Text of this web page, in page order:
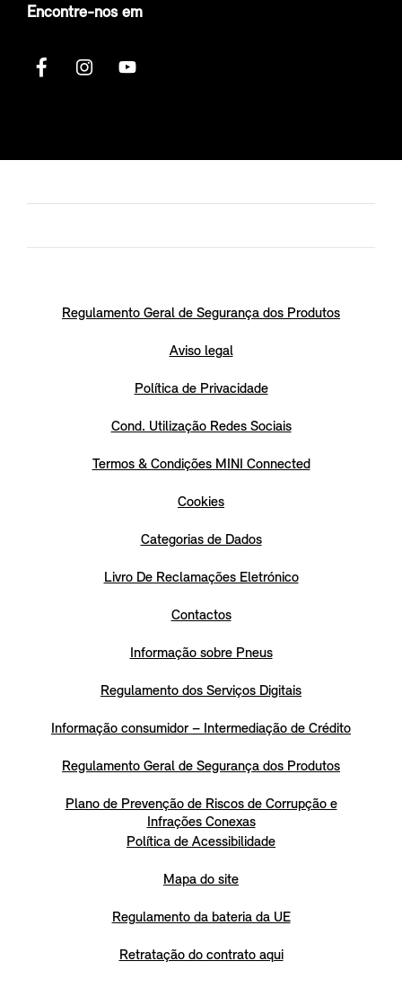
Encontre-nos em
Regulamento Geral de Segurança dos Produtos
Aviso legal
Política de Privacidade
Cond. Utilização Redes Sociais
Termos & Condições MINI Connected
Cookies
Categorias de Dados
Livro De Reclamações Eletrónico
Contactos
Informação sobre Pneus
Regulamento dos Serviços Digitais
Informação consumidor – Intermediação de Crédito
Regulamento Geral de Segurança dos Produtos
Plano de Prevenção de Riscos de Corrupção e
Infrações Conexas
Política de Acessibilidade
Mapa do site
Regulamento da bateria da UE
Retratação do contrato aqui